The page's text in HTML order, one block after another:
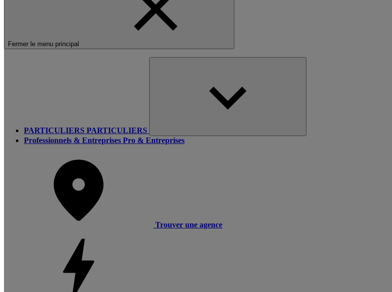
Fermer le menu principal
PARTICULIERS PARTICULIERS
Professionnels & Entreprises Pro & Entreprises
Trouver une agence